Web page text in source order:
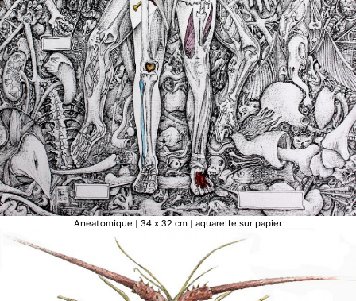
Aneatomique | 34 x 32 cm | aquarelle sur papier